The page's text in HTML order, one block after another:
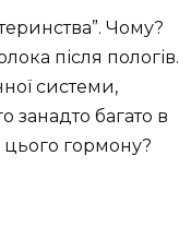
Чому?
після пологів.
системи,
занадто багато в
цього гормону?